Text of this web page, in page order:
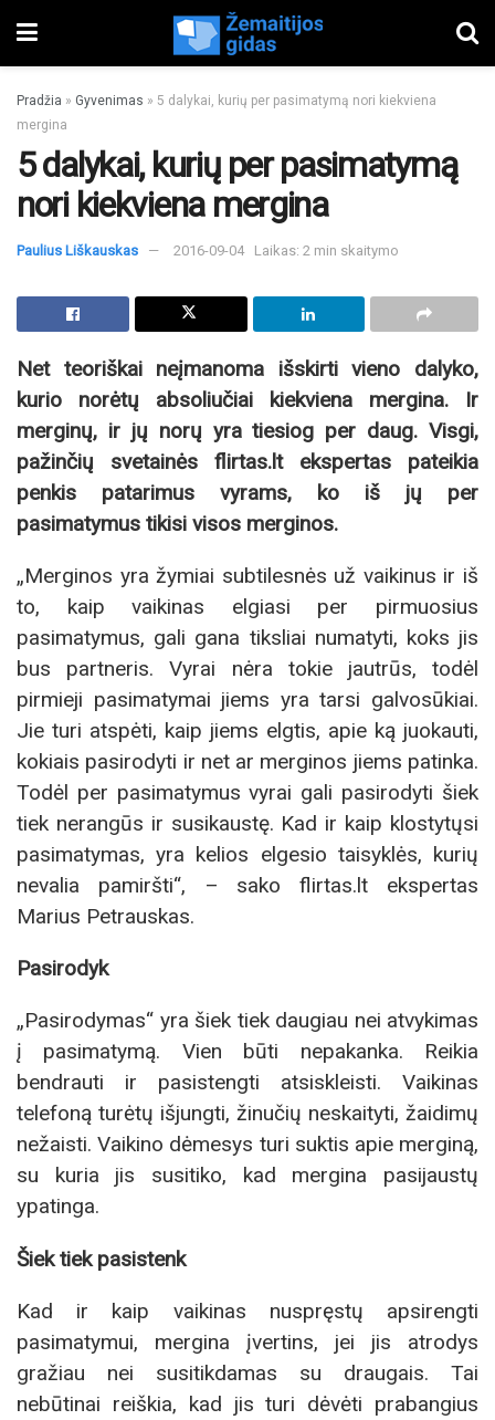
Pradžia » Gyvenimas » 5 dalykai, kurių per pasimatymą nori kiekviena
mergina
5 dalykai, kurių per pasimatymą
nori kiekviena mergina
Paulius Liškauskas 2016-09-04 Laikas: 2 min skaitymo
Net teoriškai neįmanoma išskirti vieno dalyko,
kurio norėtų absoliučiai kiekviena mergina. Ir
merginų, ir jų norų yra tiesiog per daug. Visgi,
pažinčių svetainės flirtas.lt ekspertas pateikia
penkis patarimus vyrams, ko iš jų per
pasimatymus tikisi visos merginos.
„Merginos yra žymiai subtilesnės už vaikinus ir iš
to, kaip vaikinas elgiasi per pirmuosius
pasimatymus, gali gana tiksliai numatyti, koks jis
bus partneris. Vyrai nėra tokie jautrūs, todėl
pirmieji pasimatymai jiems yra tarsi galvosūkiai.
Jie turi atspėti, kaip jiems elgtis, apie ką juokauti,
kokiais pasirodyti ir net ar merginos jiems patinka.
Todėl per pasimatymus vyrai gali pasirodyti šiek
tiek nerangūs ir susikaustę. Kad ir kaip klostytųsi
pasimatymas, yra kelios elgesio taisyklės, kurių
nevalia pamiršti“, – sako flirtas.lt ekspertas
Marius Petrauskas.
Pasirodyk
„Pasirodymas“ yra šiek tiek daugiau nei atvykimas
į pasimatymą. Vien būti nepakanka. Reikia
bendrauti ir pasistengti atsiskleisti. Vaikinas
telefoną turėtų išjungti, žinučių neskaityti, žaidimų
nežaisti. Vaikino dėmesys turi suktis apie merginą,
su kuria jis susitiko, kad mergina pasijaustų
ypatinga.
Šiek tiek pasistenk
Kad ir kaip vaikinas nuspręstų apsirengti
pasimatymui, mergina įvertins, jei jis atrodys
gražiau nei susitikdamas su draugais. Tai
nebūtinai reiškia, kad jis turi dėvėti prabangius